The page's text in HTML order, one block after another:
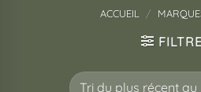
ACCUEIL /